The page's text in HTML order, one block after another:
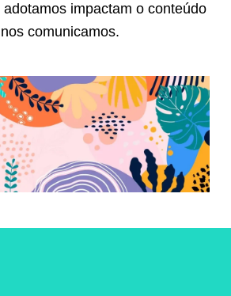
impactam o conteúdo
comunicamos.